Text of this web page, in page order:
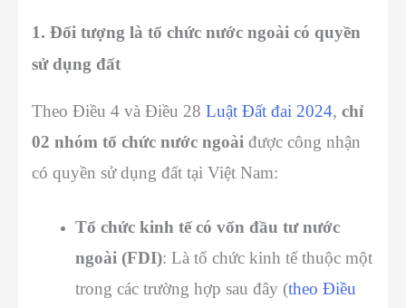
1. Đối tượng là tổ chức nước ngoài có quyền
sử dụng đất
Theo Điều 4 và Điều 28 Luật Đất đai 2024, chỉ
02 nhóm tổ chức nước ngoài được công nhận
có quyền sử dụng đất tại Việt Nam:
Tổ chức kinh tế có vốn đầu tư nước
ngoài (FDI): Là tổ chức kinh tế thuộc một
trong các trường hợp sau đây (theo Điều